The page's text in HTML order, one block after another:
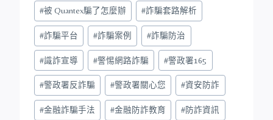
#被 Quantex騙了怎麼辦 #詐騙套路解析
#詐騙平台 #詐騙案例 #詐騙防治
#識詐宣導 #警惕網路詐騙 #警政署165
#警政署反詐騙 #警政署關心您 #資安防詐
#金融詐騙手法 #金融防詐教育 #防詐資訊